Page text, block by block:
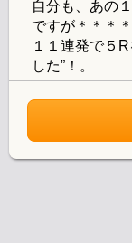
自分も、あの
ですが＊＊＊＊
１１連発で５
した”！。